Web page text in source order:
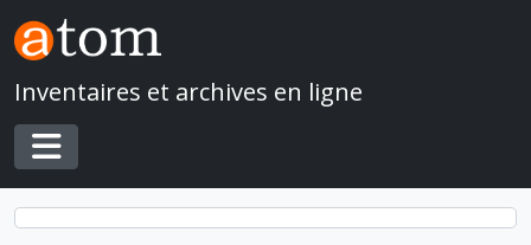
Skip to main content
Inventaires et archives en ligne
Toggle navigation